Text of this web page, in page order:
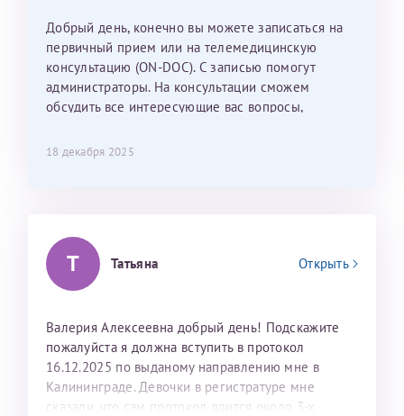
С ней общение было, как с давней знакомой, очень
лёгкое и простое. Вообще в данной клинике весь
персонал очень вежливый и чуткий, прям приятно
находиться. Мы собираемся туда ещё за вторым
ребёнком, и конечно же только к Ринату
26 июля 2026
Добрый день, конечно вы можете записаться на
первичный прием или на телемедицинскую
консультацию (ON-DOC). С записью помогут
администраторы. На консультации сможем
обсудить все интересующие вас вопросы,
18 декабря 2025
Т Татьяна Открыть
Валерия Алексеевна добрый день! Подскажите
пожалуйста я должна вступить в протокол
16.12.2025 по выданому направлению мне в
Калининграде. Девочки в регистратуре мне
сказали, что сам протокол длится около 3-х